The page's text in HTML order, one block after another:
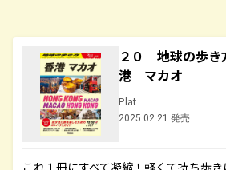
２０ 地球の歩
港 マカオ
Plat
2025.02.21 発売
これ１冊にすべて凝縮！軽くて持ち歩